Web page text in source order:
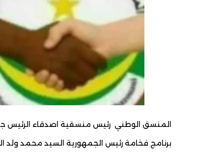
المنسق الوطني رئيس منسقية اصدقاء الرئيس
برنامج فخامة رئيس الجمهورية السيد محمد ولد